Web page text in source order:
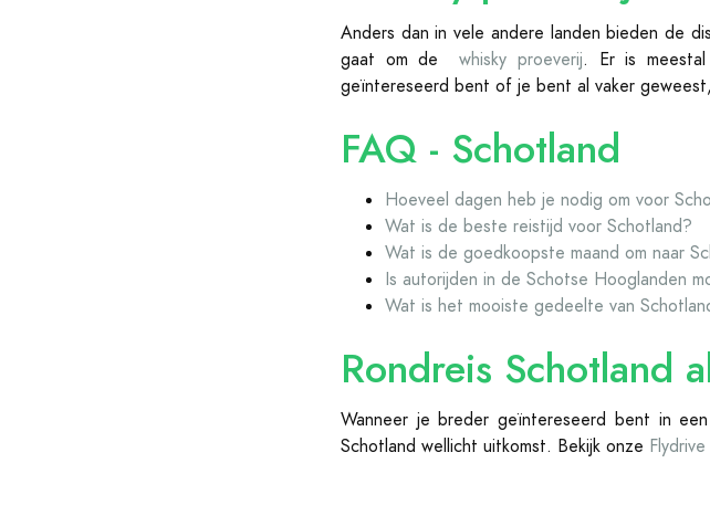
Anders dan in vele andere landen bieden de
gaat om dewhisky proeverij. Er is
geïntereseerd bent of je bent al vaker
FAQ - Schotland
Hoeveel dagen heb je nodig om voor
Wat is de beste reistijd voor Schotland?
Wat is de goedkoopste maand om naar
Is autorijden in de Schotse Hooglanden
Wat is het mooiste gedeelte van
Rondreis Schotland
Wanneer je breder geïntereseerd bent in
Schotland wellicht uitkomst. Bekijk onze